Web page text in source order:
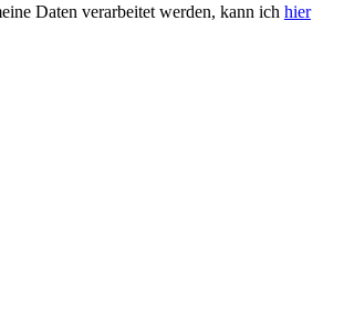
Daten verarbeitet werden, kann ich hier